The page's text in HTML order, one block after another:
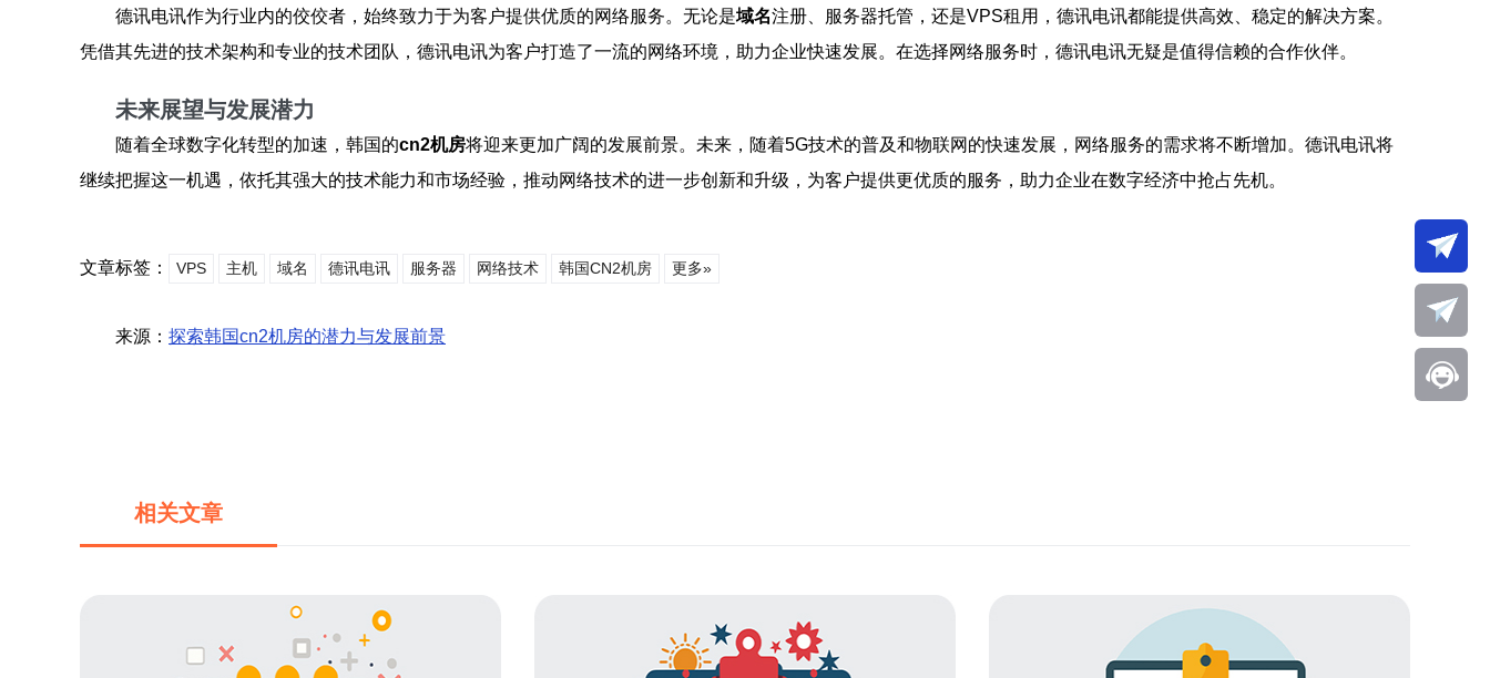
德讯电讯作为行业内的佼佼者，始终致力于为客户提供优质的网络服务。无论是域名注册、服务器托管，还是VPS租用，德讯电讯都能提供高效、稳定的解决方案。
凭借其先进的技术架构和专业的技术团队，德讯电讯为客户打造了一流的网络环境，助力企业快速发展。在选择网络服务时，德讯电讯无疑是值得信赖的合作伙伴。
未来展望与发展潜力
随着全球数字化转型的加速，韩国的cn2机房将迎来更加广阔的发展前景。未来，随着5G技术的普及和物联网的快速发展，网络服务的需求将不断增加。德讯电讯将
继续把握这一机遇，依托其强大的技术能力和市场经验，推动网络技术的进一步创新和升级，为客户提供更优质的服务，助力企业在数字经济中抢占先机。
文章标签： VPS 主机 域名 德讯电讯 服务器 网络技术 韩国CN2机房 更多»
来源： 探索韩国cn2机房的潜力与发展前景
相关文章